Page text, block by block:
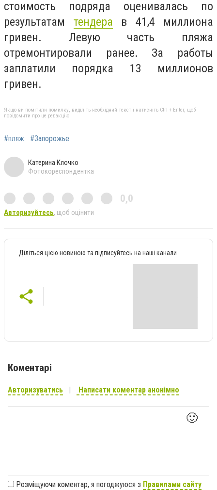
стоимость подряда оценивалась по
результатам тендера в 41,4 миллиона
гривен. Левую часть пляжа
отремонтировали ранее. За работы
заплатили порядка 13 миллионов
гривен.
Якщо ви помітили помилку, виділіть необхідний текст і натисніть Ctrl + Enter, щоб
повідомити про це редакцію
#пляж #Запорожье
Катерина Клочко
Фотокореспондентка
0,0
Авторизуйтесь, щоб оцінити
Діліться цією новиною та підписуйтесь на наші канали
Коментарі
Авторизуватись Написати коментар анонімно
🙂
Розміщуючи коментар, я погоджуюся з Правилами сайту